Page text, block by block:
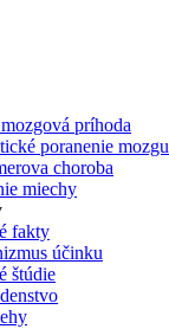
príhoda
poranenie mozgu
choroba
miechy
fakty
účinku
štúdie